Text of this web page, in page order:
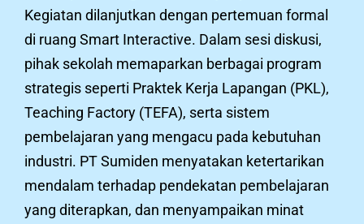
Kegiatan dilanjutkan dengan pertemuan formal
di ruang Smart Interactive. Dalam sesi diskusi,
pihak sekolah memaparkan berbagai program
strategis seperti Praktek Kerja Lapangan (PKL),
Teaching Factory (TEFA), serta sistem
pembelajaran yang mengacu pada kebutuhan
industri. PT Sumiden menyatakan ketertarikan
mendalam terhadap pendekatan pembelajaran
yang diterapkan, dan menyampaikan minat